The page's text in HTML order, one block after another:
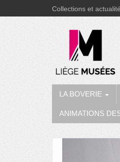
Collections et
LA BOVERIE
ANIMATIONS